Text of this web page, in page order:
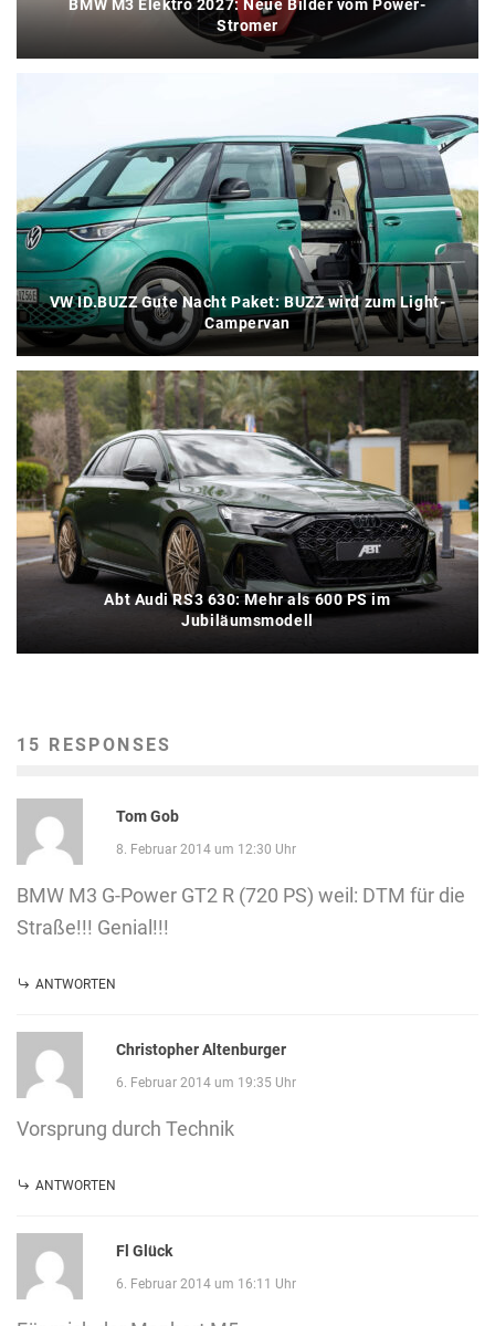
BMW M3 Elektro 2027: Neue Bilder vom Power-
Stromer
VW ID.BUZZ Gute Nacht Paket: BUZZ wird zum Light-
Campervan
Abt Audi RS3 630: Mehr als 600 PS im
Jubiläumsmodell
15 RESPONSES
Tom Gob
8. Februar 2014 um 12:30 Uhr
BMW M3 G-Power GT2 R (720 PS) weil: DTM für die
Straße!!! Genial!!!
ANTWORTEN
Christopher Altenburger
6. Februar 2014 um 19:35 Uhr
Vorsprung durch Technik
ANTWORTEN
Fl Glück
6. Februar 2014 um 16:11 Uhr